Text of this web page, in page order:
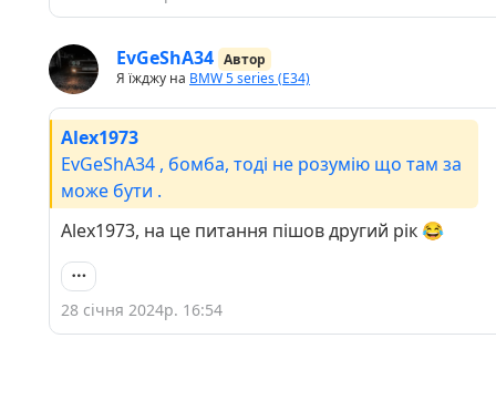
EvGeShA34 Автор
Я їжджу на BMW 5 series (E34)
Alex1973
EvGeShA34 , бомба, тоді не розумію що там за
може бути .
Alex1973, на це питання пішов другий рік 😂
28 січня 2024р. 16:54